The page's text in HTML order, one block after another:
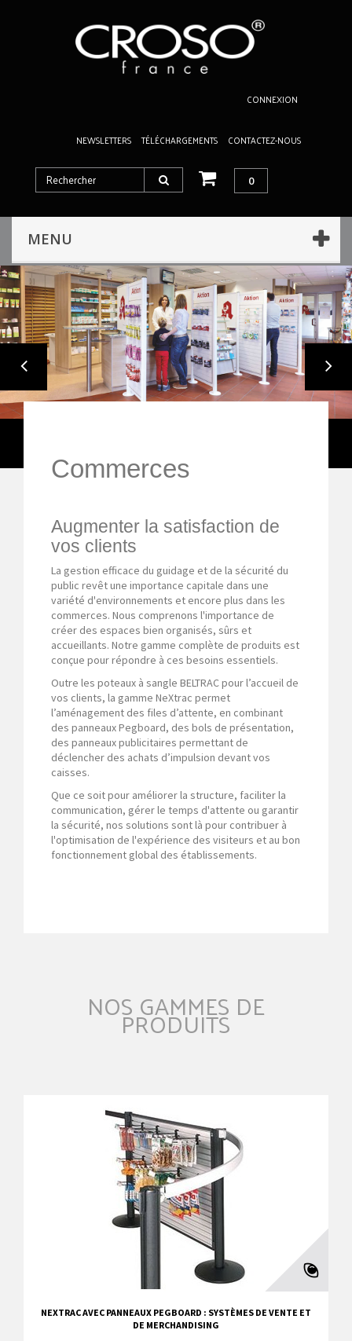
CONNEXION
NEWSLETTERS TÉLÉCHARGEMENTS CONTACTEZ-NOUS
0
MENU
Commerces
Augmenter la satisfaction de
vos clients
La gestion efficace du guidage et de la sécurité du
public revêt une importance capitale dans une
variété d'environnements et encore plus dans les
commerces. Nous comprenons l'importance de
créer des espaces bien organisés, sûrs et
accueillants. Notre gamme complète de produits est
conçue pour répondre à ces besoins essentiels.
Outre les poteaux à sangle BELTRAC pour l’accueil de
vos clients, la gamme NeXtrac permet
l’aménagement des files d’attente, en combinant
des panneaux Pegboard, des bols de présentation,
des panneaux publicitaires permettant de
déclencher des achats d’impulsion devant vos
caisses.
Que ce soit pour améliorer la structure, faciliter la
communication, gérer le temps d'attente ou garantir
la sécurité, nos solutions sont là pour contribuer à
l'optimisation de l'expérience des visiteurs et au bon
fonctionnement global des établissements.
NOS GAMMES DE
PRODUITS
NEXTRAC AVEC PANNEAUX PEGBOARD : SYSTÈMES DE VENTE ET
DE MERCHANDISING